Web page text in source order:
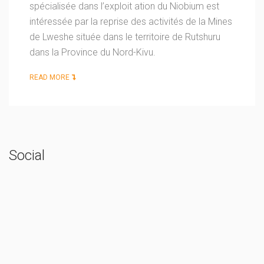
spécialisée dans l’exploit ation du Niobium est
intéressée par la reprise des activités de la Mines
de Lweshe située dans le territoire de Rutshuru
dans la Province du Nord-Kivu.
READ MORE
Social